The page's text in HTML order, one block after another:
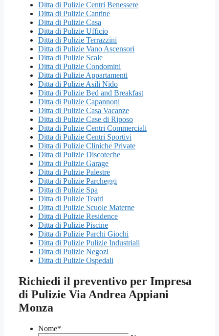
Ditta di Pulizie Centri Benessere
Ditta di Pulizie Cantine
Ditta di Pulizie Casa
Ditta di Pulizie Ufficio
Ditta di Pulizie Terrazzini
Ditta di Pulizie Vano Ascensori
Ditta di Pulizie Scale
Ditta di Pulizie Condomini
Ditta di Pulizie Appartamenti
Ditta di Pulizie Asili Nido
Ditta di Pulizie Bed and Breakfast
Ditta di Pulizie Capannoni
Ditta di Pulizie Casa Vacanze
Ditta di Pulizie Case di Riposo
Ditta di Pulizie Centri Commerciali
Ditta di Pulizie Centri Sportivi
Ditta di Pulizie Cliniche Private
Ditta di Pulizie Discoteche
Ditta di Pulizie Garage
Ditta di Pulizie Palestre
Ditta di Pulizie Parcheggi
Ditta di Pulizie Spa
Ditta di Pulizie Teatri
Ditta di Pulizie Scuole Materne
Ditta di Pulizie Residence
Ditta di Pulizie Piscine
Ditta di Pulizie Parchi Giochi
Ditta di Pulizie Pulizie Industriali
Ditta di Pulizie Negozi
Ditta di Pulizie Ospedali
Richiedi il preventivo per Impresa
di Pulizie Via Andrea Appiani
Monza
Nome*